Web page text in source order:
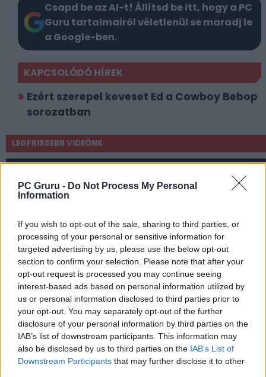
PC Gruru - Do Not Process My Personal
Information
If you wish to opt-out of the sale, sharing to third parties, or
processing of your personal or sensitive information for
targeted advertising by us, please use the below opt-out
section to confirm your selection. Please note that after your
opt-out request is processed you may continue seeing
interest-based ads based on personal information utilized by
us or personal information disclosed to third parties prior to
your opt-out. You may separately opt-out of the further
disclosure of your personal information by third parties on the
IAB’s list of downstream participants. This information may
also be disclosed by us to third parties on the IAB’s List of
Downstream Participants that may further disclose it to other
Csapd be az AI-t! Állítsd be itt, hogy a PC
Guru tartalmairól véletlenül se maradj le
a Google-ben.
KAPCSOLÓDÓ HÍREK
Ezért szerepel keveset Ed a Cowboy Bebop
sorozatban
LEGFRISSEBB VIDEÓNK